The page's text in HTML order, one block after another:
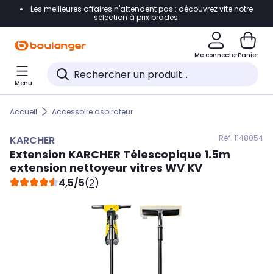
Accéder directement à la navigation
Accéder directement au pied de page
Accéder directement au chatbot
Les meilleures affaires n'attendent pas : découvrez vite notre
sélection à prix bradés.
Me connecterPanier
Menu
Accueil Accessoire aspirateur
KARCHER Réf. 1148054
Extension KARCHER Télescopique 1.5m
extension nettoyeur vitres WV KV
4,5/5(2)